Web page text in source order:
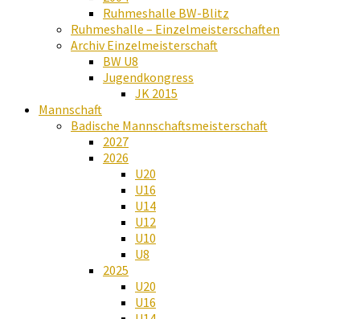
Ruhmeshalle BW-Blitz
Ruhmeshalle – Einzelmeisterschaften
Archiv Einzelmeisterschaft
BW U8
Jugendkongress
JK 2015
Mannschaft
Badische Mannschaftsmeisterschaft
2027
2026
U20
U16
U14
U12
U10
U8
2025
U20
U16